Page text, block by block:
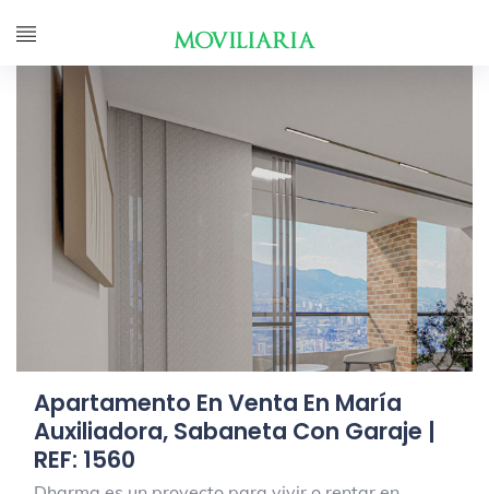
Apartamento En Venta En María
Auxiliadora, Sabaneta Con Garaje |
REF: 1560